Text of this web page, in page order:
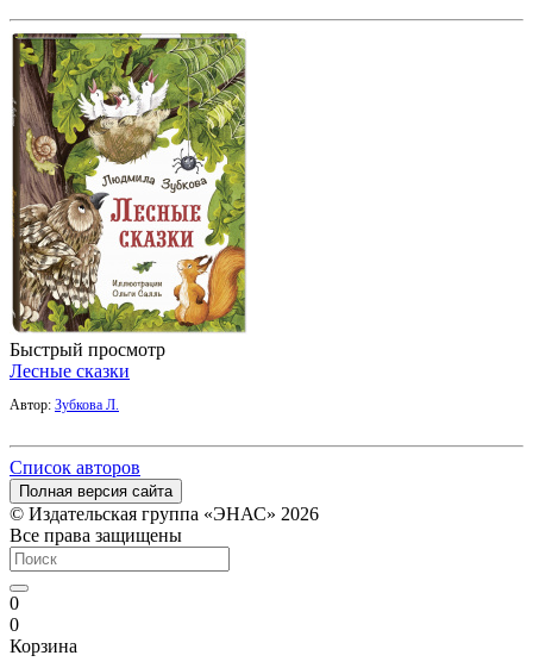
Быстрый просмотр
Лесные сказки
Автор: Зубкова Л.
Список авторов
Полная версия сайта
© Издательская группа «ЭНАС» 2026
Все права защищены
0
0
Корзина